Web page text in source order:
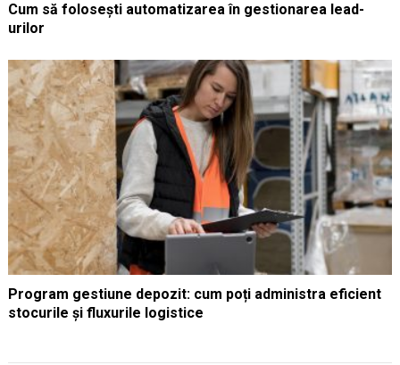
Cum să folosești automatizarea în gestionarea lead-
urilor
Program gestiune depozit: cum poți administra eficient
stocurile și fluxurile logistice